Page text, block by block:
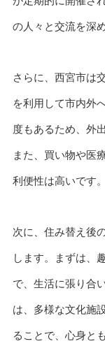
の人々と交流を深
さらに、西宮市は
を利用して市内外
度もあるため、外
また、買い物や医
利便性は高いです。
次に、住み替え後
します。まずは、
で、生活に張り合
は、多様な文化施
ることで、心身と